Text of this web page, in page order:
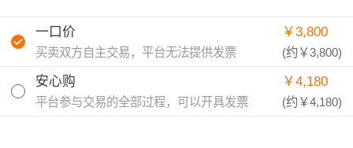
一口价
买卖双方自主交易，平台无法提供发票
￥3,800
(约￥3,800)
安心购
平台参与交易的全部过程，可以开具发票
￥4,180
(约￥4,180)